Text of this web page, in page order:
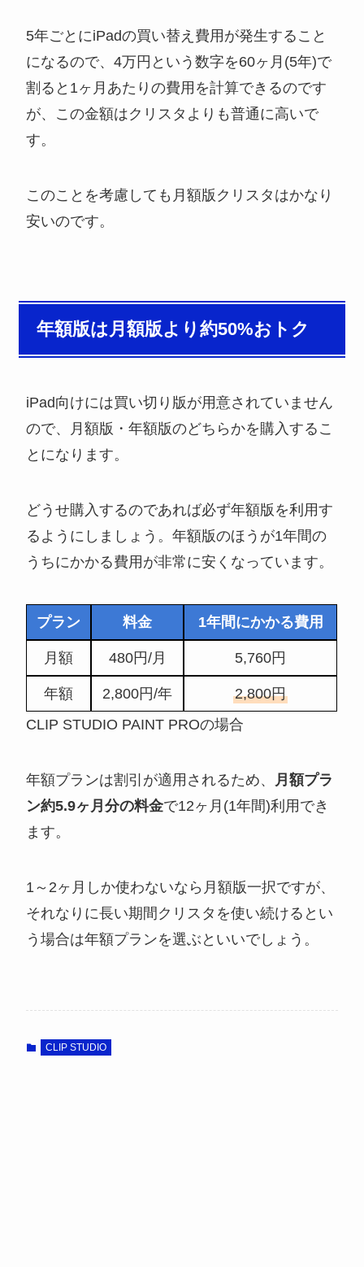
5年ごとにiPadの買い替え費用が発生すること
になるので、4万円という数字を60ヶ月(5年)で
割ると1ヶ月あたりの費用を計算できるのです
が、この金額はクリスタよりも普通に高いで
す。
このことを考慮しても月額版クリスタはかなり
安いのです。
年額版は月額版より約50%おトク
iPad向けには買い切り版が用意されていません
ので、月額版・年額版のどちらかを購入するこ
とになります。
どうせ購入するのであれば必ず年額版を利用す
るようにしましょう。年額版のほうが1年間の
うちにかかる費用が非常に安くなっています。
プラン 料金 1年間にかかる費用
月額 480円/月 5,760円
年額 2,800円/年
2,800円
CLIP STUDIO PAINT PROの場合
年額プランは割引が適用されるため、
月額プラ
ン約5.9ヶ月分の料金で12ヶ月(1年間)利用でき
ます。
1～2ヶ月しか使わないなら月額版一択ですが、
それなりに長い期間クリスタを使い続けるとい
う場合は年額プランを選ぶといいでしょう。
CLIP STUDIO